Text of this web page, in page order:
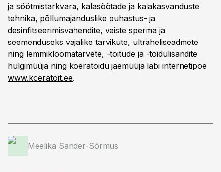
ja söötmistarkvara, kalasöötade ja kalakasvanduste
tehnika, põllumajanduslike puhastus- ja
desinfitseerimisvahendite, veiste sperma ja
seemenduseks vajalike tarvikute, ultraheliseadmete
ning lemmikloomatarvete, -toitude ja -toidulisandite
hulgimüüja ning koeratoidu jaemüüja läbi internetipoe
www.koeratoit.ee.
Meelika Sander-Sõrmus